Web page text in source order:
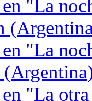
en "La
en "La
"La